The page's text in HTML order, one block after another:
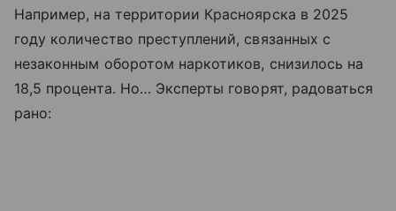
Например, на территории Красноярска в 2025
году количество преступлений, связанных с
незаконным оборотом наркотиков, снизилось на
18,5 процента. Но… Эксперты говорят, радоваться
рано: